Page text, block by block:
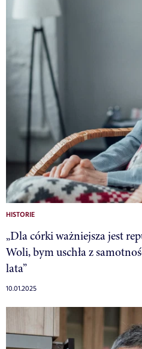
HISTORIE
„Dla córki ważniejsza jest
Woli, bym uschła z
lata”
10.01.2025